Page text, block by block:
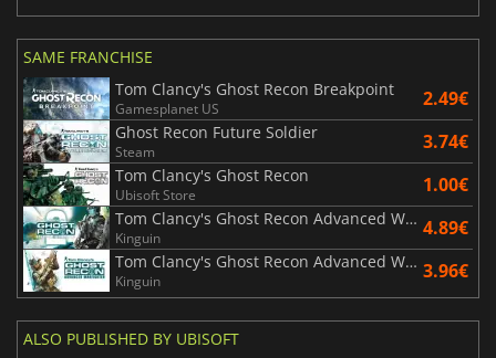
SAME FRANCHISE
Tom Clancy's Ghost Recon Breakpoint
Gamesplanet US 2.49€
Ghost Recon Future Soldier
Steam 3.74€
Tom Clancy's Ghost Recon
Ubisoft Store 1.00€
Tom Clancy's Ghost Recon Advanced Warfighter 2
Kinguin 4.89€
Tom Clancy's Ghost Recon Advanced Warfighter
Kinguin 3.96€
ALSO PUBLISHED BY UBISOFT